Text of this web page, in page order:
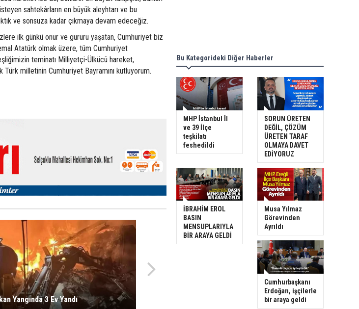
sahtekârların en büyük aleyhtarı ve bu
ve sonsuza kadar çıkmaya devam edeceğiz.
ilk günkü onur ve gururu yaşatan, Cumhuriyet biz
Atatürk olmak üzere, tüm Cumhuriyet
teminatı Milliyetçi-Ülkücü hareket,
milletinin Cumhuriyet Bayramını kutluyorum.
Yangında 3 Ev Yandı
Bu Kategorideki Diğer Haberler
MHP İstanbul İl
ve 39 İlçe
teşkilatı
feshedildi
SORUN ÜRETEN
DEĞİL, ÇÖZÜM
ÜRETEN TARAF
OLMAYA DAVET
EDİYORUZ
İBRAHİM EROL
BASIN
MENSUPLARIYLA
BİR ARAYA GELDİ
Musa Yılmaz
Görevinden
Ayrıldı
Cumhurbaşkanı
Erdoğan, işçilerle
bir araya geldi